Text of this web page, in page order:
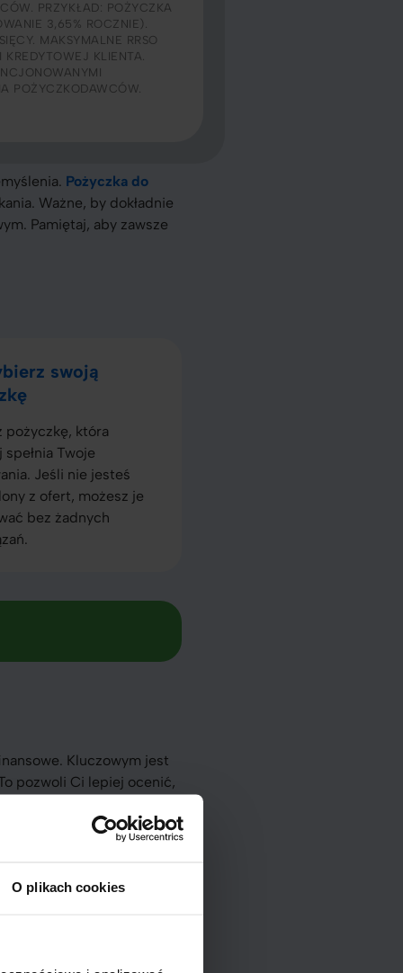
O plikach cookies
PRZYKŁAD: POŻYCZKA
3,65% ROCZNIE).
MAKSYMALNE RRSO
KLIENTA.
POŻYCZKODAWCÓW.
Pożyczka do
Ważne, by dokładnie
Pamiętaj, aby zawsze
swoją
pożyczkę, która
spełnia Twoje
Jeśli nie jesteś
z ofert, możesz je
bez żadnych
Kluczowym jest
pozwoli Ci lepiej ocenić,
niższe raty, ale
oprocentowanie
w stanie regularnie